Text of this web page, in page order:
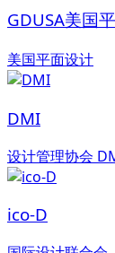
GDUSA美国
美国平面设计
DMI
设计管理协会
ico-D